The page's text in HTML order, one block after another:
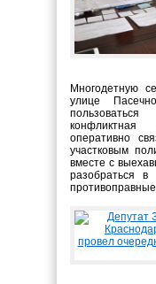
Многодетную
улице
конфликтная
оперативно
участковым
вместе с
разобраться
противоправные